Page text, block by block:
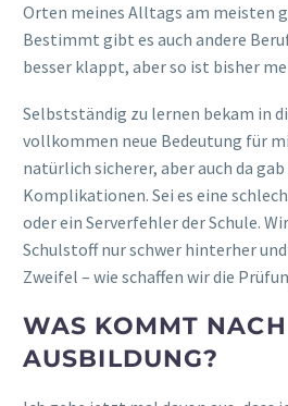
Orten meines Alltags am meisten
Bestimmt gibt es auch andere
besser klappt, aber so ist bisher
Selbstständig zu lernen bekam in
vollkommen neue Bedeutung für
natürlich sicherer, aber auch da
Komplikationen. Sei es eine
oder ein Serverfehler der Schule.
Schulstoff nur schwer hinterher
Zweifel – wie schaffen wir die
WAS KOMMT
AUSBILDUNG?